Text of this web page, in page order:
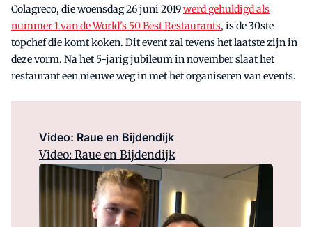
Colagreco, die woensdag 26 juni 2019werd gehuldigd als
nummer 1 van de World's 50 Best Restaurants, is de 30ste
topchef die komt koken. Dit event zal tevens het laatste zijn in
deze vorm. Na het 5-jarig jubileum in november slaat het
restaurant een nieuwe weg in met het organiseren van events.
Video: Raue en Bijdendijk
Video: Raue en Bijdendijk